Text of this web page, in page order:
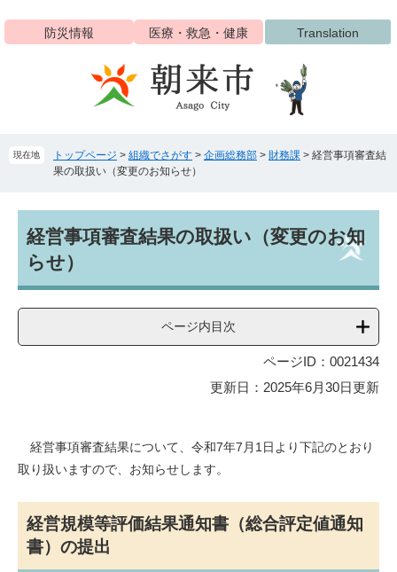
ジ
ュ
防災情報 医療・救急・健康 Translation
現在地 トップページ > 組織でさがす > 企画総務部 > 財務課 > 経営事項審査結
果の取扱い（変更のお知らせ）
文経営事項審査結果の取扱い（変更のお知
らせ）
ページ内目次
ページID：0021434
更新日：2025年6月30日更新
経営事項審査結果について、令和7年7月1日より下記のとおり
取り扱いますので、お知らせします。
経営規模等評価結果通知書（総合評定値通知
書）の提出